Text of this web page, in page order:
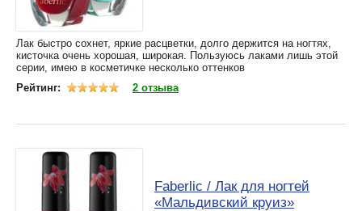
Лак быстро сохнет, яркие расцветки, долго держится на ногтях,
кисточка очень хорошая, широкая. Пользуюсь лаками лишь этой
серии, имею в косметичке несколько оттенков
Рейтинг:
2 отзыва
Faberlic / Лак для ногтей
«Мальдивский круиз»